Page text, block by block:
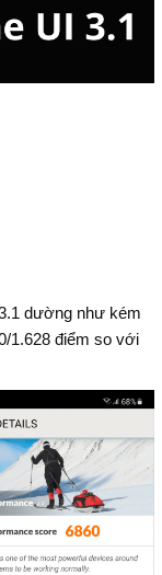
dường như kém
1.628 điểm so với